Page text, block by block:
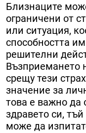
Близнаците
ограничени от
или ситуация,
способността
решителни
Възприемането
срещу тези
значение за
това е важно да
здравето си,
може да